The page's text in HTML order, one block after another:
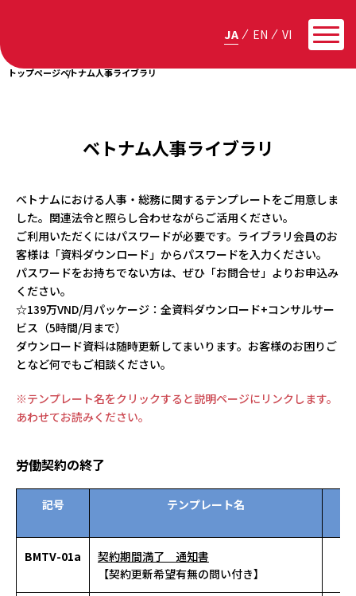
JA EN VI
トップページベトナム人事ライブラリ
ベトナム人事ライブラリ
ベトナムにおける人事・総務に関するテンプレートをご用意しま
した。関連法令と照らし合わせながらご活用ください。
ご利用いただくにはパスワードが必要です。ライブラリ会員のお
客様は「資料ダウンロード」からパスワードを入力ください。
パスワードをお持ちでない方は、ぜひ「お問合せ」よりお申込み
ください。
☆139万VND/月パッケージ：全資料ダウンロード+コンサルサー
ビス（5時間/月まで）
ダウンロード資料は随時更新してまいります。お客様のお困りご
となど何でもご相談ください。
※テンプレート名をクリックすると説明ページにリンクします。
あわせてお読みください。
労働契約の終了
記号 テンプレート名
BMTV-01a
契約期間満了 通知書
【契約更新希望有無の問い付き】